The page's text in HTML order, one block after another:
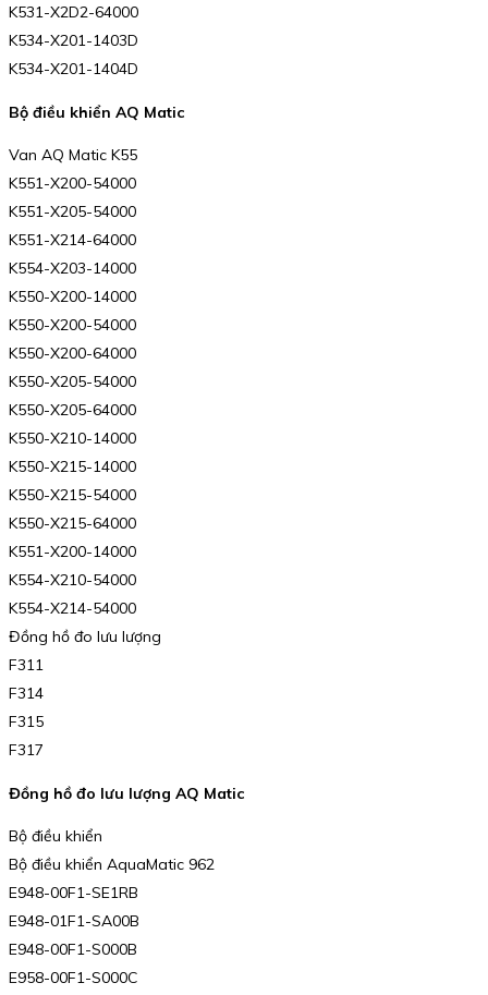
K531-X2D2-64000
K534-X201-1403D
K534-X201-1404D
Bộ điều khiển AQ Matic
Van AQ Matic K55
K551-X200-54000
K551-X205-54000
K551-X214-64000
K554-X203-14000
K550-X200-14000
K550-X200-54000
K550-X200-64000
K550-X205-54000
K550-X205-64000
K550-X210-14000
K550-X215-14000
K550-X215-54000
K550-X215-64000
K551-X200-14000
K554-X210-54000
K554-X214-54000
Đồng hồ đo lưu lượng
F311
F314
F315
F317
Đồng hồ đo lưu lượng AQ Matic
Bộ điều khiển
Bộ điều khiển AquaMatic 962
E948-00F1-SE1RB
E948-01F1-SA00B
E948-00F1-S000B
E958-00F1-S000C